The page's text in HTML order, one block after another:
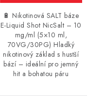
🔋 Nikotinová SALT báze
E-Liquid Shot NicSalt – 10
mg/ml (5×10 ml,
70VG/30PG) Hladký
nikotinový základ s hustší
bází – ideální pro jemný
hit a bohatou páru